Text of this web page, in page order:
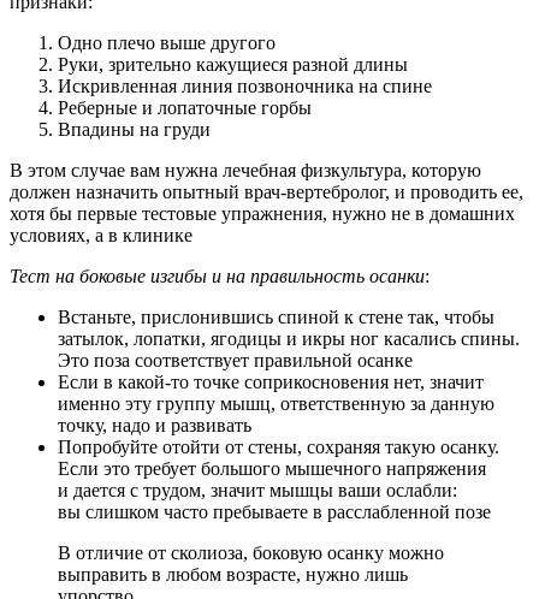
Одно плечо выше другого
Руки, зрительно кажущиеся разной длины
Искривленная линия позвоночника на спине
Реберные и лопаточные горбы
Впадины на груди
В этом случае вам нужна лечебная физкультура, которую
должен назначить опытный врач-вертебролог, и проводить ее,
хотя бы первые тестовые упражнения, нужно не в домашних
условиях, а в клинике
Тест на боковые изгибы и на правильность осанки:
Встаньте, прислонившись спиной к стене так, чтобы
затылок, лопатки, ягодицы и икры ног касались спины.
Это поза соответствует правильной осанке
Если в какой-то точке соприкосновения нет, значит
именно эту группу мышц, ответственную за данную
точку, надо и развивать
Попробуйте отойти от стены, сохраняя такую осанку.
Если это требует большого мышечного напряжения
и дается с трудом, значит мышцы ваши ослабли:
вы слишком часто пребываете в расслабленной позе
В отличие от сколиоза, боковую осанку можно
выправить в любом возрасте, нужно лишь